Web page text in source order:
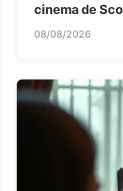
cinema de
08/08/2026